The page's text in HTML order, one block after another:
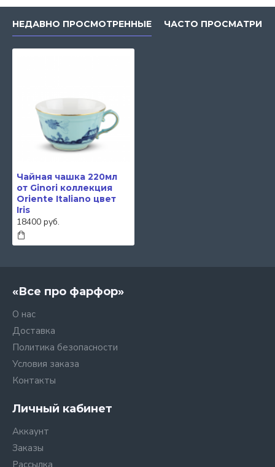
НЕДАВНО ПРОСМОТРЕННЫЕ ЧАСТО
Чайная чашка 220мл
от Ginori коллекция
Oriente Italiano цвет
Iris
18400 руб.
«Все про фарфор»
О нас
Доставка
Политика безопасности
Условия заказа
Контакты
Личный кабинет
Аккаунт
Заказы
Рассылка